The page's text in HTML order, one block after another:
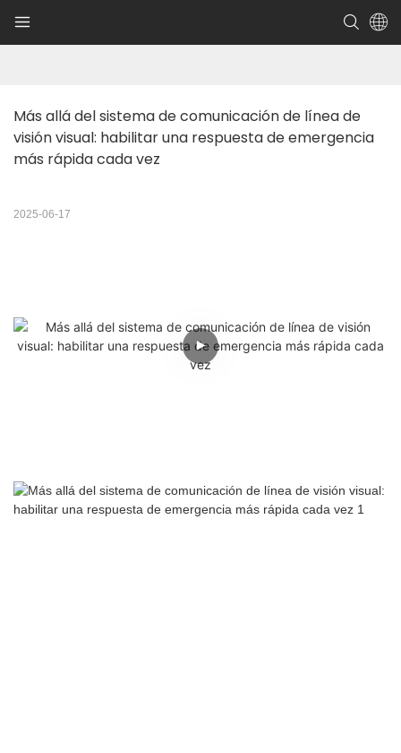
Más allá del sistema de comunicación de línea de
visión visual: habilitar una respuesta de emergencia
más rápida cada vez
2025-06-17